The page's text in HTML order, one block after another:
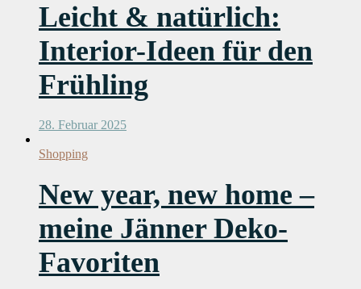
Leicht & natürlich:
Interior-Ideen für den
Frühling
28. Februar 2025
Shopping
New year, new home –
meine Jänner Deko-
Favoriten